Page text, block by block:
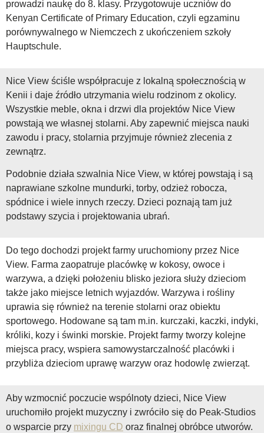
prowadzi naukę do 8. klasy. Przygotowuje uczniów do
Kenyan Certificate of Primary Education, czyli egzaminu
porównywalnego w Niemczech z ukończeniem szkoły
Hauptschule.
Nice View ściśle współpracuje z lokalną społecznością w
Kenii i daje źródło utrzymania wielu rodzinom z okolicy.
Wszystkie meble, okna i drzwi dla projektów Nice View
powstają we własnej stolarni. Aby zapewnić miejsca nauki
zawodu i pracy, stolarnia przyjmuje również zlecenia z
zewnątrz.
Podobnie działa szwalnia Nice View, w której powstają i są
naprawiane szkolne mundurki, torby, odzież robocza,
spódnice i wiele innych rzeczy. Dzieci poznają tam już
podstawy szycia i projektowania ubrań.
Do tego dochodzi projekt farmy uruchomiony przez Nice
View. Farma zaopatruje placówkę w kokosy, owoce i
warzywa, a dzięki położeniu blisko jeziora służy dzieciom
także jako miejsce letnich wyjazdów. Warzywa i rośliny
uprawia się również na terenie stolarni oraz obiektu
sportowego. Hodowane są tam m.in. kurczaki, kaczki, indyki,
króliki, kozy i świnki morskie. Projekt farmy tworzy kolejne
miejsca pracy, wspiera samowystarczalność placówki i
przybliża dzieciom uprawę warzyw oraz hodowlę zwierząt.
Aby wzmocnić poczucie wspólnoty dzieci, Nice View
uruchomiło projekt muzyczny i zwróciło się do Peak-Studios
o wsparcie przy mixingu CD oraz finalnej obróbce utworów.